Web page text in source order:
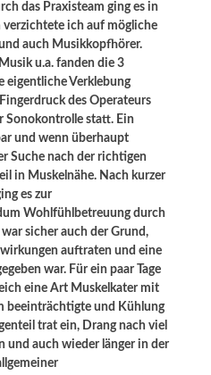
das Praxisteam ging es in
verzichtete ich auf mögliche
auch Musikkopfhörer.
u.a. fanden die 3
eigentliche Verklebung
des Operateurs
Sonokontrolle statt. Ein
und wenn überhaupt
Suche nach der richtigen
in Muskelnähe. Nach kurzer
es zur
Wohlfühlbetreuung durch
sicher auch der Grund,
auftraten und eine
war. Für ein paar Tage
eine Art Muskelkater mit
beeinträchtigte und Kühlung
trat ein, Drang nach viel
und auch wieder länger in der